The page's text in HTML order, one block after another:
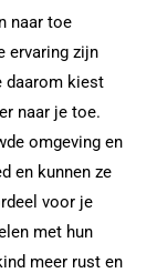
naar toe
ervaring zijn
daarom kiest
naar je toe.
omgeving en
en kunnen ze
voor je
met hun
meer rust en